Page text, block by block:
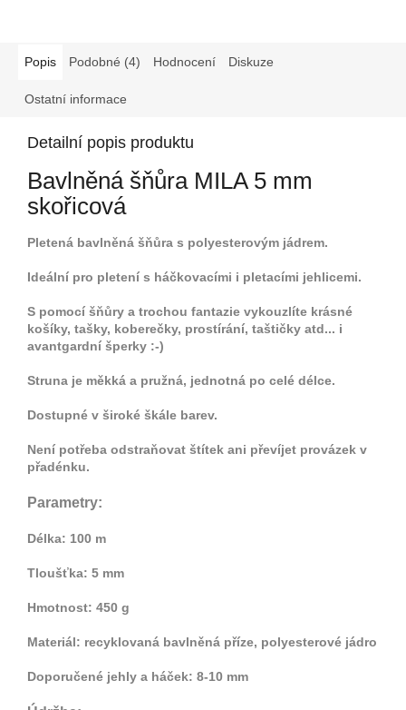
Popis Podobné (4) Hodnocení Diskuze
Ostatní informace
Detailní popis produktu
Bavlněná šňůra MILA 5 mm
skořicová
Pletená bavlněná šňůra s polyesterovým jádrem.
Ideální pro pletení s háčkovacími i pletacími jehlicemi.
S pomocí šňůry a trochou fantazie vykouzlíte krásné
košíky, tašky, koberečky, prostírání, taštičky atd... i
avantgardní šperky :-)
Struna je měkká a pružná, jednotná po celé délce.
Dostupné v široké škále barev.
Není potřeba odstraňovat štítek ani převíjet provázek v
přadénku.
Parametry:
Délka: 100 m
Tloušťka: 5 mm
Hmotnost: 450 g
Materiál: recyklovaná bavlněná příze, polyesterové jádro
Doporučené jehly a háček: 8-10 mm